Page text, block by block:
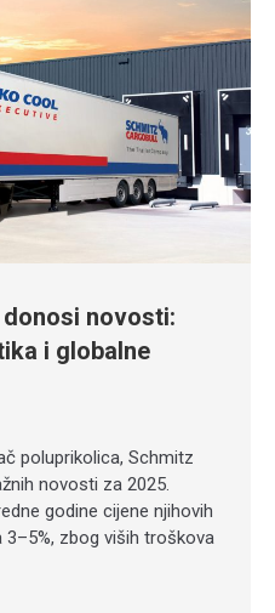
novosti:
i globalne
poluprikolica, Schmitz
novosti za 2025.
godine cijene njihovih
zbog viših troškova